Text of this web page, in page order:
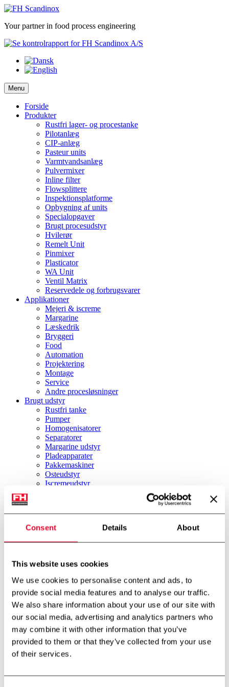
Consent Details About
This website uses cookies
We use cookies to personalise content and ads, to
provide social media features and to analyse our traffic.
We also share information about your use of our site with
our social media, advertising and analytics partners who
may combine it with other information that you’ve
provided to them or that they’ve collected from your use
of their services.
Skip
content
Your partner in food process engineering
Menu
Forside
Produkter
Rustfri lager- og procestanke
Pilotanlæg
CIP-anlæg
Pasteur units
Varmtvandsanlæg
Pulvermixer
Inline filter
Flowsplittere
Inspektionsplatforme
Opbygning af units
Specialopgaver
Brugt procesudstyr
Hvilerør
Remelt Unit
Pinmixer
Plasticator
WA Unit
Ventil Matrix
Reservedele og forbrugsvarer
Applikationer
Mejeri & iscreme
Margarine
Læskedrik
Bryggeri
Food
Automation
Projektering
Montage
Service
Andre procesløsninger
Brugt udstyr
Rustfri tanke
Pumper
Homogenisatorer
Separatorer
Margarine udstyr
Pladeapparater
Pakkemaskiner
Osteudstyr
Iscremeudstyr
Om os
Cases
Downloads
Job
Job
Kontakt
FH Scandinox DK
FH Scandinox Norge
Forside
Centrifugalpumper